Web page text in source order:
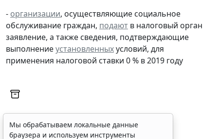
- организации, осуществляющие социальное
обслуживание граждан, подают в налоговый орган
заявление, а также сведения, подтверждающие
выполнениеустановленныхусловий, для
применения налоговой ставки 0 % в 2019 году
Мы обрабатываем локальные данные
браузера и используем инструменты